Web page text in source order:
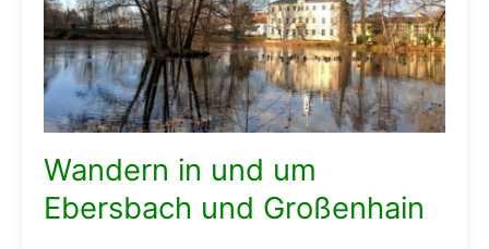
Wandern in und um
Ebersbach und Großenhain